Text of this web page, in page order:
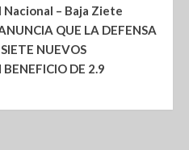
– Baja Ziete
QUE LA DEFENSA
NUEVOS
BENEFICIO DE 2.9